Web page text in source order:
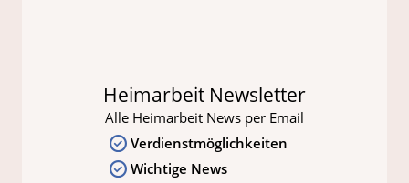
Heimarbeit Newsletter
Alle Heimarbeit News per Email
Verdienstmöglichkeiten
Wichtige News